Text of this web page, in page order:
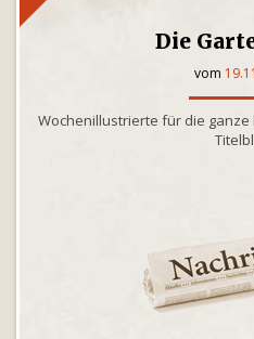
Die
vom
Wochenillustrierte für die ganze